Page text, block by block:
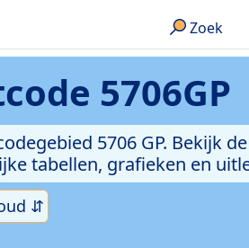
Zoek
5706GP
5706 GP. Bekijk
tabellen, grafieken en
⇵